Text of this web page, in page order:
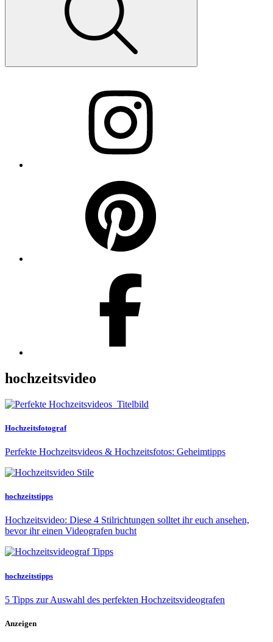
hochzeitsvideo
Hochzeitsfotograf
Perfekte Hochzeitsvideos & Hochzeitsfotos: Geheimtipps
hochzeitstipps
Hochzeitsvideo: Diese 4 Stilrichtungen solltet ihr euch ansehen,
bevor ihr einen Videografen bucht
hochzeitstipps
5 Tipps zur Auswahl des perfekten Hochzeitsvideografen
Anzeigen